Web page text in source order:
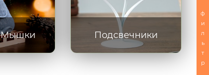
Мышки Подсвечники
ф
и
л
ь
т
р